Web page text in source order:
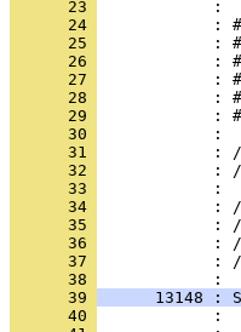
      23
      24
      25
      26
      27
      28
      29
      30
      31
      32
      33
      34
      35
      36
      37
:
      38
      39
13148 :
      40